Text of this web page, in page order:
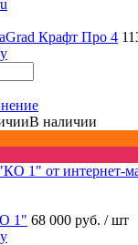
Крафт Про 4
В наличии
1" 68 000 руб. / шт